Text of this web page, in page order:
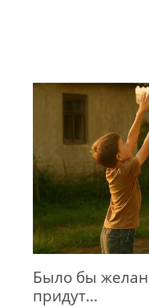
Было бы
придут...